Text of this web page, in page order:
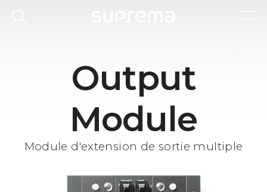
Output
Module
Module d'extension de sortie multiple